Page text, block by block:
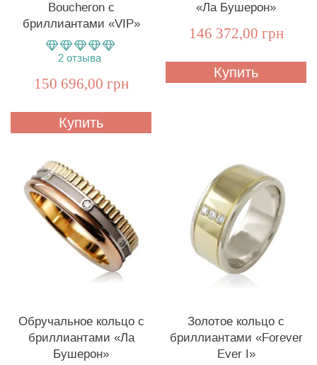
Boucheron с
бриллиантами «VIP»
2 отзыва
150 696,00 грн
Купить
«Ла Бушерон»
146 372,00 грн
Купить
Обручальное кольцо с
бриллиантами «Ла
Бушерон»
Золотое кольцо с
бриллиантами «Forever
Ever I»